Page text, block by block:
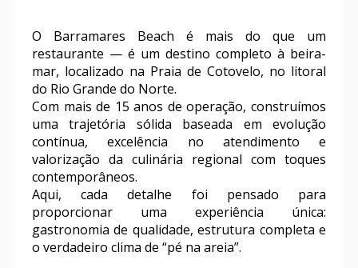
O Barramares Beach é mais do que um
restaurante — é um destino completo à beira-
mar, localizado na Praia de Cotovelo, no litoral
do Rio Grande do Norte.
Com mais de 15 anos de operação, construímos
uma trajetória sólida baseada em evolução
contínua, excelência no atendimento e
valorização da culinária regional com toques
contemporâneos.
Aqui, cada detalhe foi pensado para
proporcionar uma experiência única:
gastronomia de qualidade, estrutura completa e
o verdadeiro clima de “pé na areia”.